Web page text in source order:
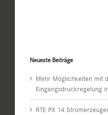
Neueste Beiträge
Mehr Möglichkeiten mit
Eingangsdruckregelung
RTE PX 14